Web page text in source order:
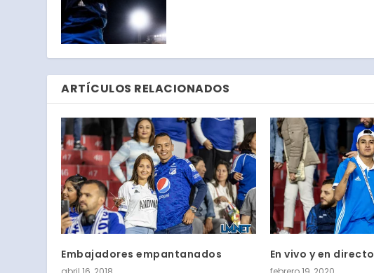
ARTÍCULOS RELACIONADOS
Embajadores empantanados En vivo y en directo